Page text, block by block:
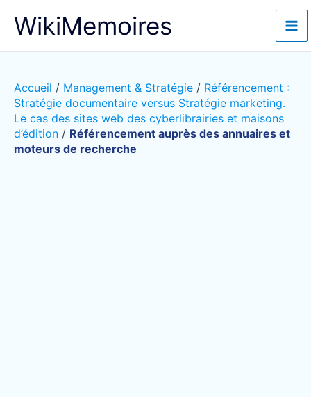
WikiMemoires
Accueil / Management & Stratégie / Référencement :
Stratégie documentaire versus Stratégie marketing.
Le cas des sites web des cyberlibrairies et maisons
d’édition / Référencement auprès des annuaires et
moteurs de recherche